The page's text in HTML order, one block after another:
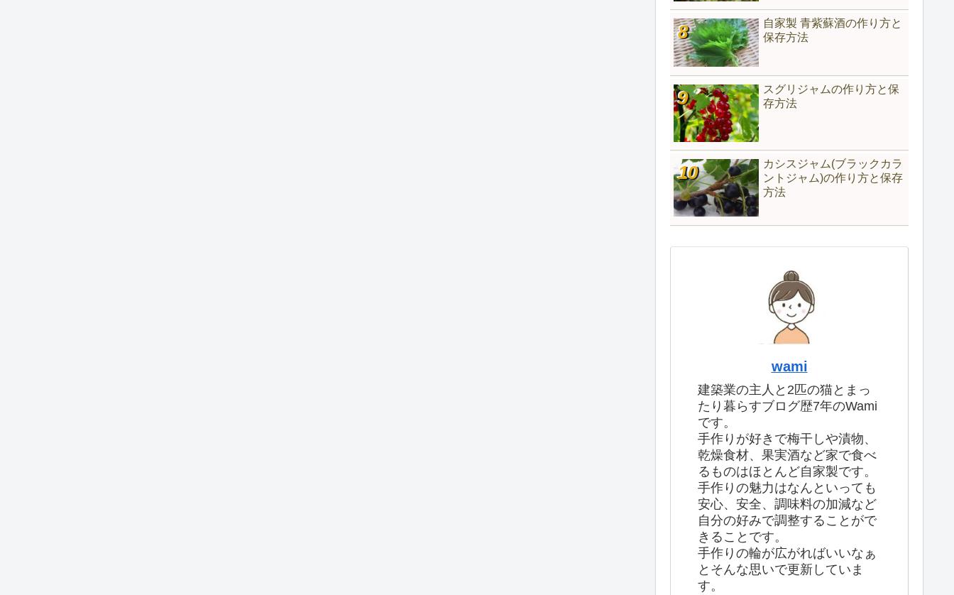
自家製 青紫蘇酒の作り方と
保存方法
スグリジャムの作り方と保
存方法
カシスジャム(ブラックカラ
ントジャム)の作り方と保存
方法
wami
建築業の主人と2匹の猫とまっ
たり暮らすブログ歴7年のWami
です。
手作りが好きで梅干しや漬物、
乾燥食材、果実酒など家で食べ
るものはほとんど自家製です。
手作りの魅力はなんといっても
安心、安全、調味料の加減など
自分の好みで調整することがで
きることです。
手作りの輪が広がればいいなぁ
とそんな思いで更新していま
す。